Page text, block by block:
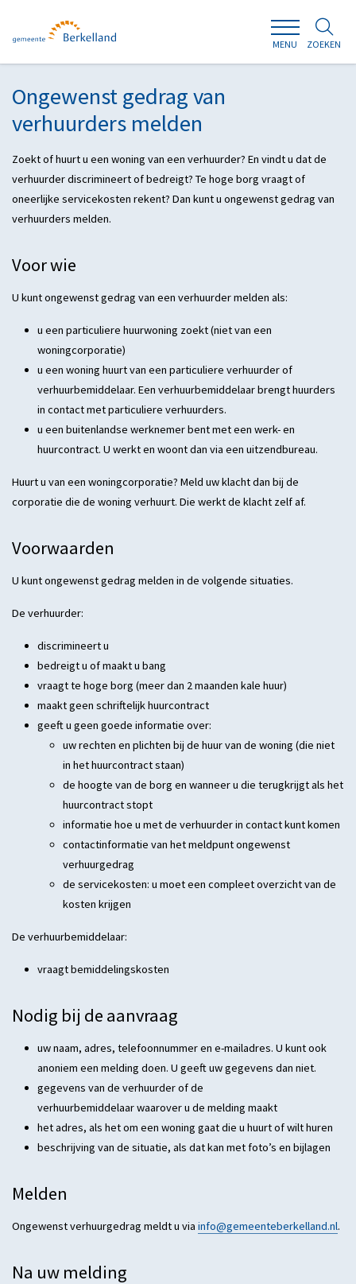
MENU ZOEKEN
Ongewenst gedrag van
verhuurders melden
Zoekt of huurt u een woning van een verhuurder? En vindt u dat de
verhuurder discrimineert of bedreigt? Te hoge borg vraagt of
oneerlijke servicekosten rekent? Dan kunt u ongewenst gedrag van
verhuurders melden.
Voor wie
U kunt ongewenst gedrag van een verhuurder melden als:
u een particuliere huurwoning zoekt (niet van een
woningcorporatie)
u een woning huurt van een particuliere verhuurder of
verhuurbemiddelaar. Een verhuurbemiddelaar brengt huurders
in contact met particuliere verhuurders.
u een buitenlandse werknemer bent met een werk- en
huurcontract. U werkt en woont dan via een uitzendbureau.
Huurt u van een woningcorporatie? Meld uw klacht dan bij de
corporatie die de woning verhuurt. Die werkt de klacht zelf af.
Voorwaarden
U kunt ongewenst gedrag melden in de volgende situaties.
De verhuurder:
discrimineert u
bedreigt u of maakt u bang
vraagt te hoge borg (meer dan 2 maanden kale huur)
maakt geen schriftelijk huurcontract
geeft u geen goede informatie over:
uw rechten en plichten bij de huur van de woning (die niet
in het huurcontract staan)
de hoogte van de borg en wanneer u die terugkrijgt als het
huurcontract stopt
informatie hoe u met de verhuurder in contact kunt komen
contactinformatie van het meldpunt ongewenst
verhuurgedrag
de servicekosten: u moet een compleet overzicht van de
kosten krijgen
De verhuurbemiddelaar:
vraagt bemiddelingskosten
Nodig bij de aanvraag
uw naam, adres, telefoonnummer en e-mailadres. U kunt ook
anoniem een melding doen. U geeft uw gegevens dan niet.
gegevens van de verhuurder of de
verhuurbemiddelaar waarover u de melding maakt
het adres, als het om een woning gaat die u huurt of wilt huren
beschrijving van de situatie, als dat kan met foto’s en bijlagen
Melden
Ongewenst verhuurgedrag meldt u via info@gemeenteberkelland.nl.
Na uw melding